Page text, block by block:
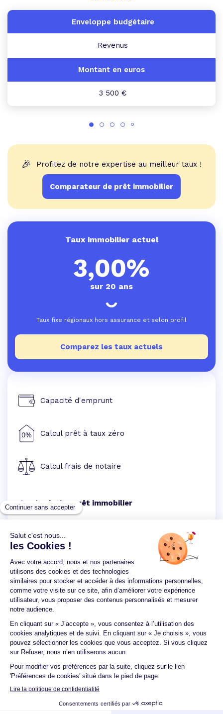
Revenus
3 500 €
🎉 Profitez de notre expertise au meilleur taux !
Comparateur de prêt immobilier
Taux immobilier actuel
3,00%
sur 20 ans
Taux fixe régionaux hors assurance et selon profil
Comparez les taux actuels
Capacité d'emprunt
Calcul prêt à taux zéro
Calcul frais de notaire
Simulation prêt immobilier
Un crédit vous engage et doit être remboursé.
Vérifiez vos capacités de remboursement avant de
vous engager.
Aucun versement, de quelque nature que ce soit, ne
peut être exigé d'un particulier avant l'obtention
d'un ou plusieurs prêts d'argent.
© 2026 Guide du crédit •Plan du site• Mentions
Accessibilité Contact